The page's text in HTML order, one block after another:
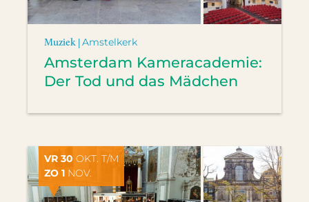
Muziek |Amstelkerk
Amsterdam Kameracademie:
Der Tod und das Mädchen
VR 30 OKT. T/M
ZO 1 NOV.